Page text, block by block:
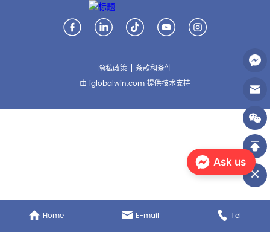
Home E-mail Tel
隐私政策
条款和条件
由 iglobalwin.com 提供技术支持
Ask us